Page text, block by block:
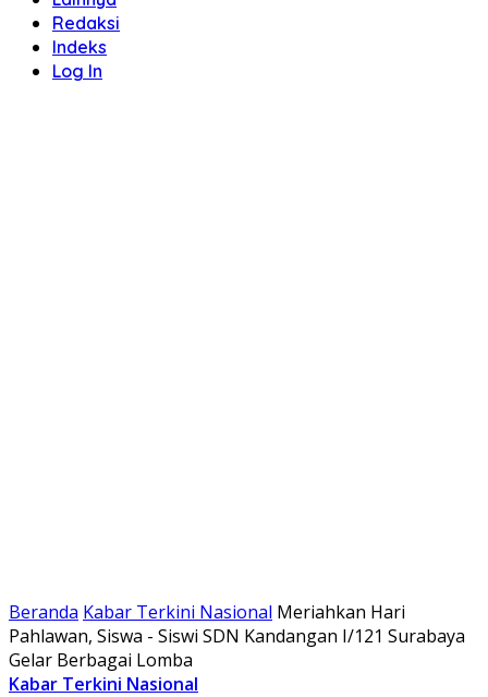
Redaksi
Indeks
Log In
Beranda Kabar Terkini Nasional Meriahkan Hari
Pahlawan, Siswa - Siswi SDN Kandangan I/121 Surabaya
Gelar Berbagai Lomba
Kabar Terkini Nasional